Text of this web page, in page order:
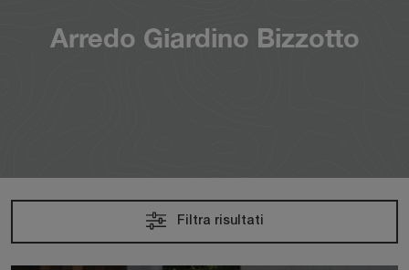
Arredo Giardino Bizzotto
Filtra risultati